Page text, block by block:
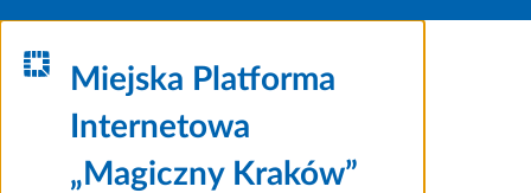
Miejska Platforma
Internetowa
„Magiczny Kraków”